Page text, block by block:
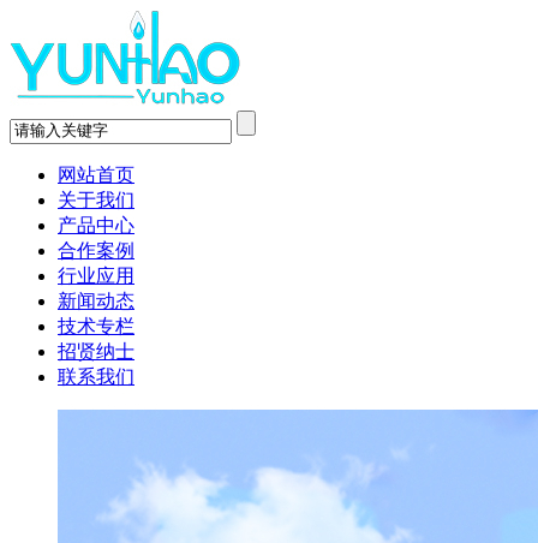
网站首页
关于我们
产品中心
合作案例
行业应用
新闻动态
技术专栏
招贤纳士
联系我们